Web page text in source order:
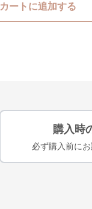
カートに追加する
購入時
必ず購入前にお